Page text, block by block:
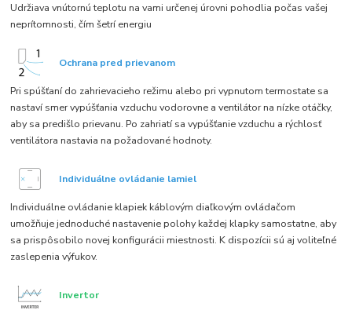
Udržiava vnútornú teplotu na vami určenej úrovni pohodlia počas vašej
neprítomnosti, čím šetrí energiu
Ochrana pred prievanom
Pri spúšťaní do zahrievacieho režimu alebo pri vypnutom termostate sa
nastaví smer vypúšťania vzduchu vodorovne a ventilátor na nízke otáčky,
aby sa predišlo prievanu. Po zahriatí sa vypúšťanie vzduchu a rýchlosť
ventilátora nastavia na požadované hodnoty.
Individuálne ovládanie lamiel
Individuálne ovládanie klapiek káblovým diaľkovým ovládačom
umožňuje jednoduché nastavenie polohy každej klapky samostatne, aby
sa prispôsobilo novej konfigurácii miestnosti. K dispozícii sú aj voliteľné
zaslepenia výfukov.
Invertor